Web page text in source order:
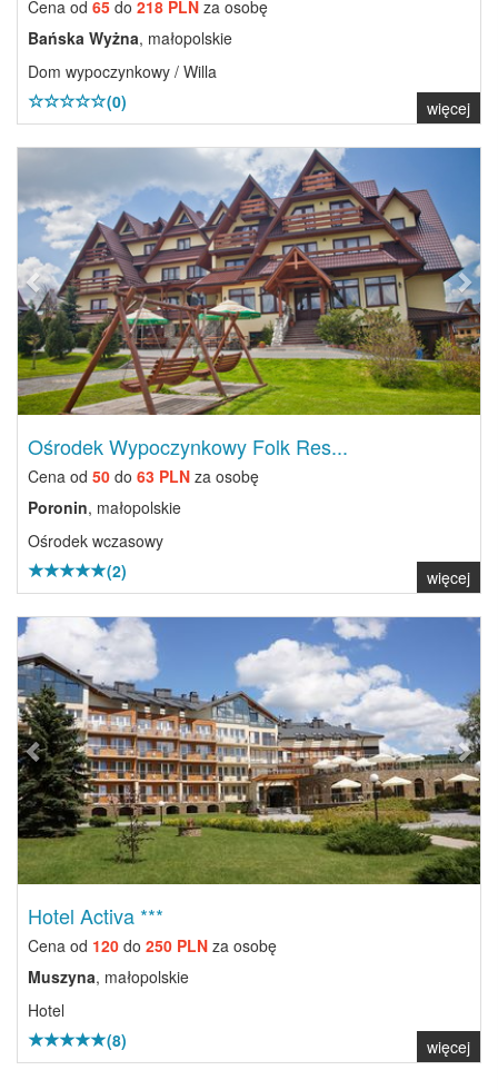
Cena od 65 do 218 PLN za osobę
Bańska Wyżna, małopolskie
Dom wypoczynkowy / Willa
(0)
więcej
Ośrodek Wypoczynkowy Folk Res...
Cena od 50 do 63 PLN za osobę
Poronin, małopolskie
Ośrodek wczasowy
(2)
więcej
Previous Next
Hotel Activa ***
Cena od 120 do 250 PLN za osobę
Muszyna, małopolskie
Hotel
(8)
więcej